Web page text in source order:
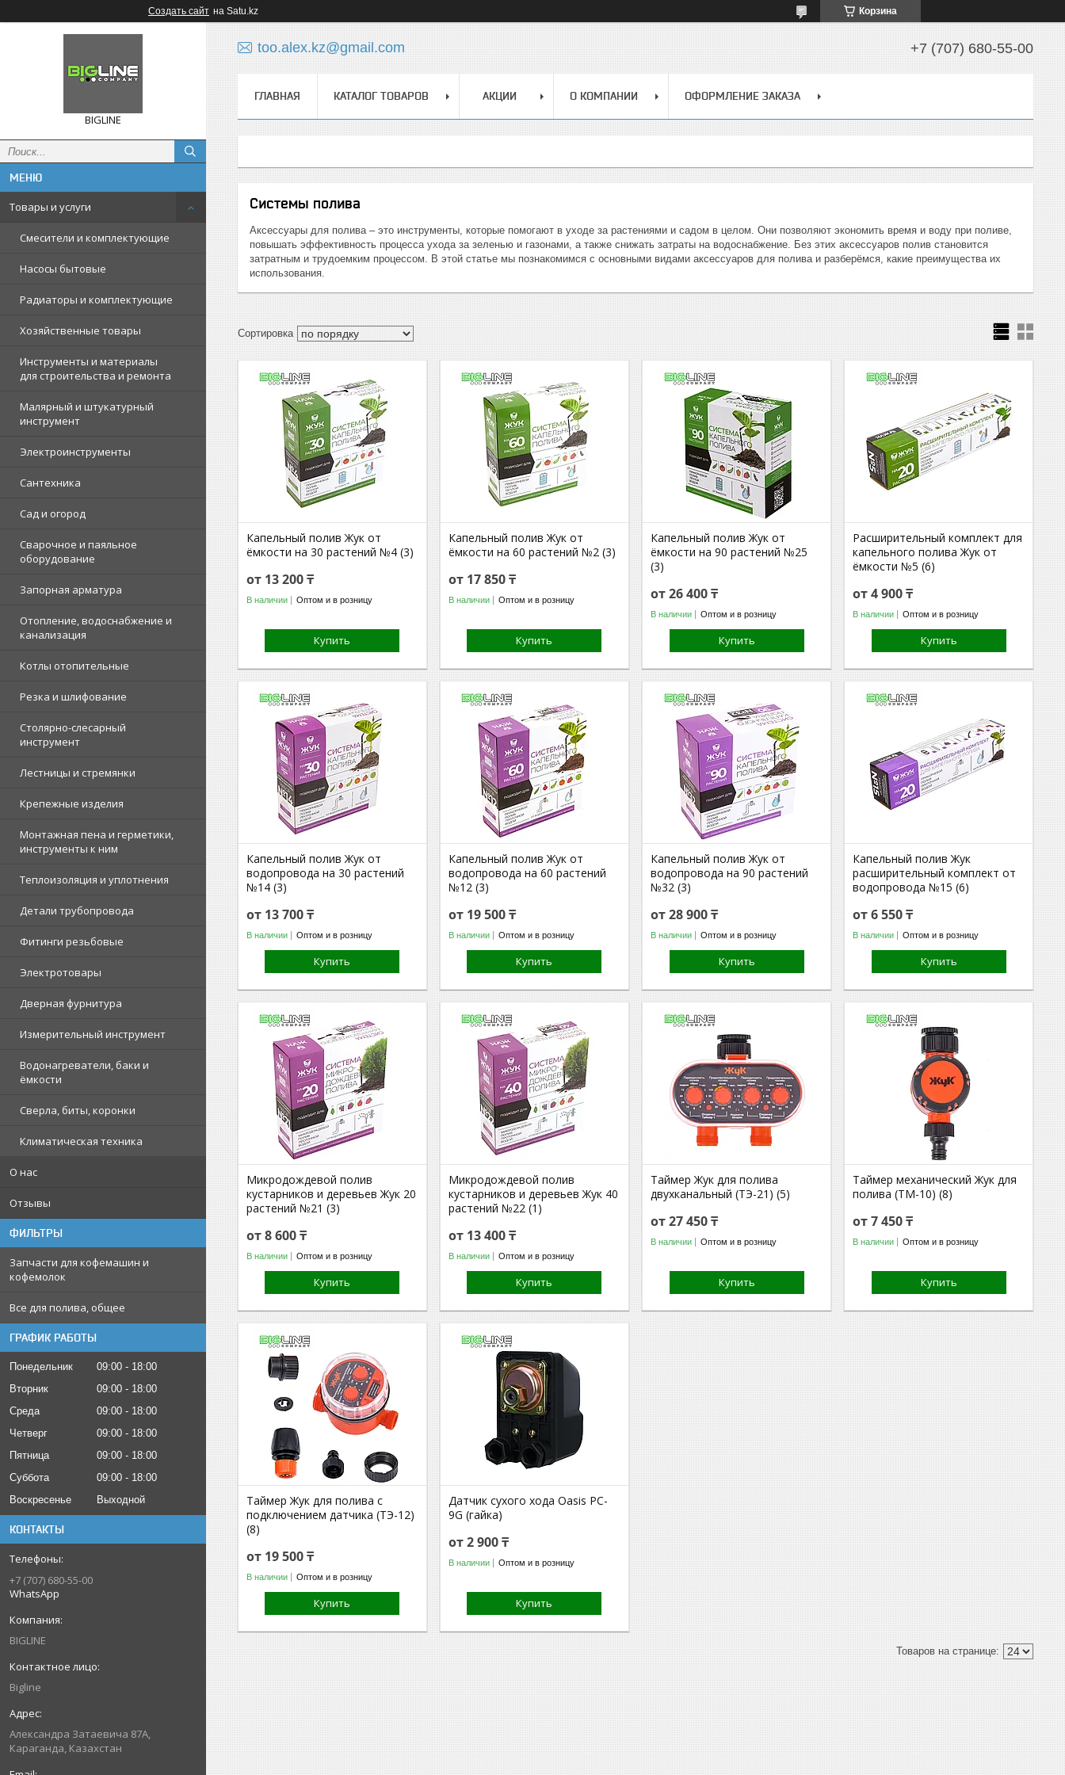
Создать сайт на Satu.kz Корзина
BIGLINE
Товары и услуги
Смесители и комплектующие
Насосы бытовые
Радиаторы и комплектующие
Хозяйственные товары
Инструменты и материалы
для строительства и ремонта
Малярный и штукатурный
инструмент
Электроинструменты
Сантехника
Сад и огород
Сварочное и паяльное
оборудование
Запорная арматура
Отопление, водоснабжение и
канализация
Котлы отопительные
Резка и шлифование
Столярно-слесарный
инструмент
Лестницы и стремянки
Крепежные изделия
Монтажная пена и герметики,
инструменты к ним
Теплоизоляция и уплотнения
Детали трубопровода
Фитинги резьбовые
Электротовары
Дверная фурнитура
Измерительный инструмент
Водонагреватели, баки и
ёмкости
Сверла, биты, коронки
Климатическая техника
О нас
Отзывы
ФИЛЬТРЫ
Запчасти для кофемашин и
кофемолок
Все для полива, общее
ГРАФИК РАБОТЫ
Понедельник 09:00
18:00
Вторник
09:00
18:00
Среда
09:00
18:00
Четверг
09:00
18:00
Пятница
09:00
18:00
Суббота
09:00
18:00
Воскресенье
Выходной
КОНТАКТЫ
+7 (707) 680-55-00
WhatsApp
BIGLINE
Bigline
Александра Затаевича 87А,
Караганда, Казахстан
too.alex.kz@gmail.com +7 (707) 680-55-00
ГЛАВНАЯ КАТАЛОГ ТОВАРОВ АКЦИИ О КОМПАНИИ ОФОРМЛЕНИЕ ЗАКАЗА
Системы полива
Аксессуары для полива – это инструменты, которые помогают в уходе за растениями и садом в целом. Они позволяют экономить время и воду при поливе,
повышать эффективность процесса ухода за зеленью и газонами, а также снижать затраты на водоснабжение. Без этих аксессуаров полив становится
затратным и трудоемким процессом. В этой статье мы познакомимся с основными видами аксессуаров для полива и разберёмся, какие преимущества их
использования.
Капельный полив Жук от
ёмкости на 30 растений №4 (3)
от 13 200 ₸
В наличии Оптом и в розницу
Купить
Капельный полив Жук от
ёмкости на 60 растений №2 (3)
от 17 850 ₸
В наличии Оптом и в розницу
Купить
Капельный полив Жук от
ёмкости на 90 растений №25
(3)
от 26 400 ₸
В наличии Оптом и в розницу
Купить
Расширительный комплект для
капельного полива Жук от
ёмкости №5 (6)
от 4 900 ₸
В наличии Оптом и в розницу
Купить
Капельный полив Жук от
водопровода на 30 растений
№14 (3)
от 13 700 ₸
В наличии Оптом и в розницу
Купить
Капельный полив Жук от
водопровода на 60 растений
№12 (3)
от 19 500 ₸
В наличии Оптом и в розницу
Купить
Капельный полив Жук от
водопровода на 90 растений
№32 (3)
от 28 900 ₸
В наличии Оптом и в розницу
Купить
Капельный полив Жук
расширительный комплект от
водопровода №15 (6)
от 6 550 ₸
В наличии Оптом и в розницу
Купить
Микродождевой полив
кустарников и деревьев Жук 20
растений №21 (3)
от 8 600 ₸
В наличии Оптом и в розницу
Купить
Микродождевой полив
кустарников и деревьев Жук 40
растений №22 (1)
от 13 400 ₸
В наличии Оптом и в розницу
Купить
Таймер Жук для полива
двухканальный (ТЭ-21) (5)
от 27 450 ₸
В наличии Оптом и в розницу
Купить
Таймер механический Жук для
полива (ТМ-10) (8)
от 7 450 ₸
В наличии Оптом и в розницу
Купить
Таймер Жук для полива с
подключением датчика (ТЭ-12)
(8)
от 19 500 ₸
В наличии Оптом и в розницу
Купить
Датчик сухого хода Oasis PC-
9G (гайка)
от 2 900 ₸
В наличии Оптом и в розницу
Купить